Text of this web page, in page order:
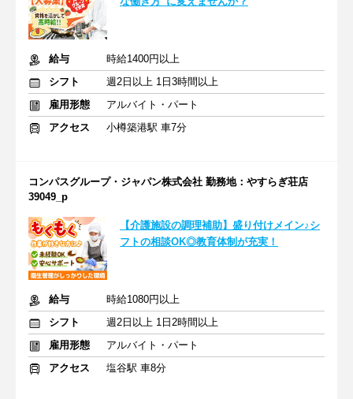
給与
時給1400円以上
シフト
週2日以上 1日3時間以上
雇用形態
アルバイト・パート
アクセス
小樽築港駅 車7分
コンパスグループ・ジャパン株式会社 勤務地：やすらぎ荘店
39049_p
【介護施設の調理補助】盛り付けメイン♪シ
フトの相談OK◎教育体制が充実！
給与
時給1080円以上
シフト
週2日以上 1日2時間以上
雇用形態
アルバイト・パート
アクセス
塩谷駅 車8分